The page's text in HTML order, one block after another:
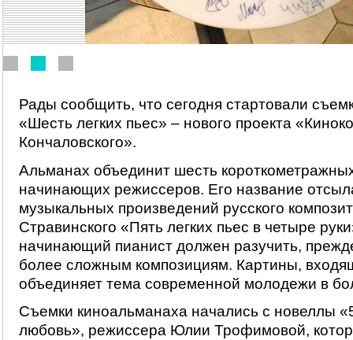
Рады сообщить, что сегодня стартовали
«Шесть легких пьес» – нового проекта
Кончаловского».
Альманах объединит шесть
начинающих режиссеров. Его название
музыкальных произведений русского
Стравинского «Пять легких пьес в четыре
начинающий пианист должен разучить,
более сложным композициям. Картины,
объединяет тема современной молодежи в
Съемки киноальманаха начались с новеллы
любовь», режиссера Юлии Трофимовой,